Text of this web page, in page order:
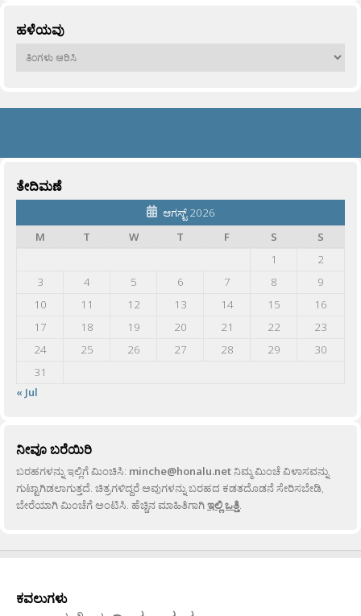
ಹಳೆಯವು
ಹಳೆಯವು
ತೇದಿಮಣೆ
ಆಗಸ್ಟ್ 2026
M
T W T F S
S
1
2
3
4 5 6 7 8
9
10
11 12 13 14 15
16
17
18 19 20 21 22
23
24
25 26 27 28 29
30
31
« Jul
ನೀವೂ ಬರೆಯಿರಿ
ಬರಹಗಳನ್ನು ಇಲ್ಲಿಗೆ ಮಿಂಚಿಸಿ: minche@honalu.netನಿಮ್ಮ ಮಿಂಚೆ ವಿಳಾಸವನ್ನು
ಗುಟ್ಟಾಗಿಡಲಾಗುತ್ತದೆ. ಚಿತ್ರಗಳಿದ್ದರೆ ಅವುಗಳನ್ನು ಬರಹದ ಕಡತದೊಡನೆ ಸೇರಿಸಬೇಡಿ,
ಬೇರೆಯಾಗಿ ಮಿಂಚೆಗೆ ಅಂಟಿಸಿ. ಹೆಚ್ಚಿನ ಮಾಹಿತಿಗಾಗಿಇಲ್ಲಿ ಒತ್ತಿ.
ಕವಲುಗಳು